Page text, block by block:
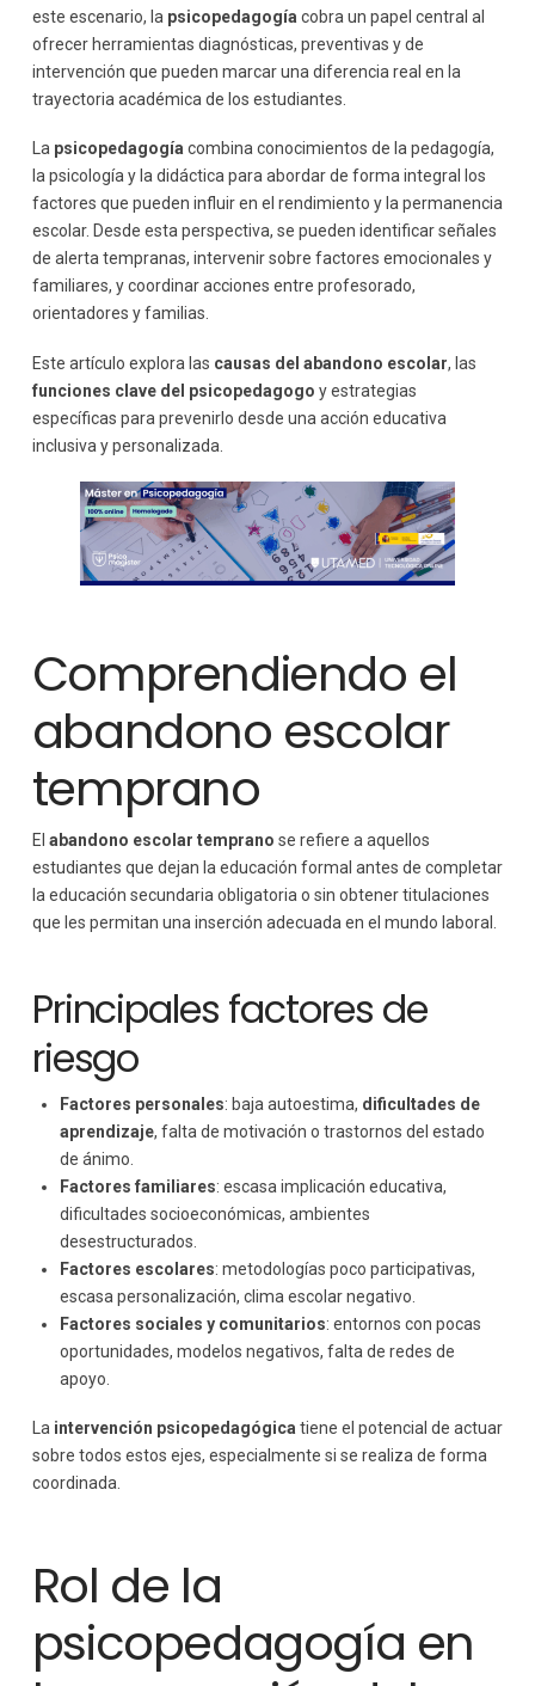
este escenario, la psicopedagogía cobra un papel central al
ofrecer herramientas diagnósticas, preventivas y de
intervención que pueden marcar una diferencia real en la
trayectoria académica de los estudiantes.
La psicopedagogía combina conocimientos de la pedagogía,
la psicología y la didáctica para abordar de forma integral los
factores que pueden influir en el rendimiento y la permanencia
escolar. Desde esta perspectiva, se pueden identificar señales
de alerta tempranas, intervenir sobre factores emocionales y
familiares, y coordinar acciones entre profesorado,
orientadores y familias.
Este artículo explora las causas del abandono escolar, las
funciones clave del psicopedagogo y estrategias
específicas para prevenirlo desde una acción educativa
inclusiva y personalizada.
Comprendiendo el
abandono escolar
temprano
El abandono escolar temprano se refiere a aquellos
estudiantes que dejan la educación formal antes de completar
la educación secundaria obligatoria o sin obtener titulaciones
que les permitan una inserción adecuada en el mundo laboral.
Principales factores de
riesgo
Factores personales: baja autoestima, dificultades de
aprendizaje, falta de motivación o trastornos del estado
de ánimo.
Factores familiares: escasa implicación educativa,
dificultades socioeconómicas, ambientes
desestructurados.
Factores escolares: metodologías poco participativas,
escasa personalización, clima escolar negativo.
Factores sociales y comunitarios: entornos con pocas
oportunidades, modelos negativos, falta de redes de
apoyo.
La intervención psicopedagógica tiene el potencial de actuar
sobre todos estos ejes, especialmente si se realiza de forma
coordinada.
Rol de la
psicopedagogía en